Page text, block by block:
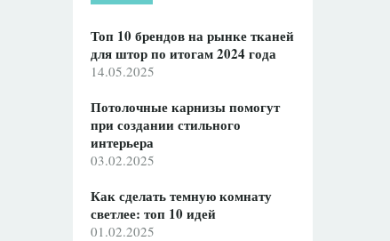
Топ 10 брендов на рынке тканей
для штор по итогам 2024 года
14.05.2025
Потолочные карнизы помогут
при создании стильного
интерьера
03.02.2025
Как сделать темную комнату
светлее: топ 10 идей
01.02.2025